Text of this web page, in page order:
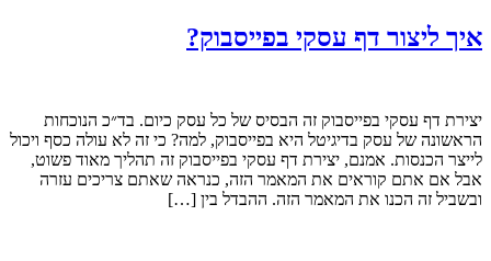
איך ליצור דף עסקי בפייסבוק?
יצירת דף עסקי בפייסבוק זה הבסיס של כל עסק כיום. בד״כ הנוכחות
הראשונה של עסק בדיגיטל היא בפייסבוק, למה? כי זה לא עולה כסף ויכול
לייצר הכנסות. אמנם, יצירת דף עסקי בפייסבוק זה תהליך מאוד פשוט,
אבל אם אתם קוראים את המאמר הזה, כנראה שאתם צריכים עזרה
ובשביל זה הכנו את המאמר הזה. ההבדל בין […]